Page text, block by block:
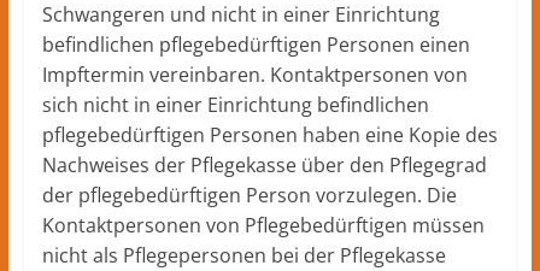
Schwangeren und nicht in einer Einrichtung
befindlichen pflegebedürftigen Personen einen
Impftermin vereinbaren. Kontaktpersonen von
sich nicht in einer Einrichtung befindlichen
pflegebedürftigen Personen haben eine Kopie des
Nachweises der Pflegekasse über den Pflegegrad
der pflegebedürftigen Person vorzulegen. Die
Kontaktpersonen von Pflegebedürftigen müssen
nicht als Pflegepersonen bei der Pflegekasse